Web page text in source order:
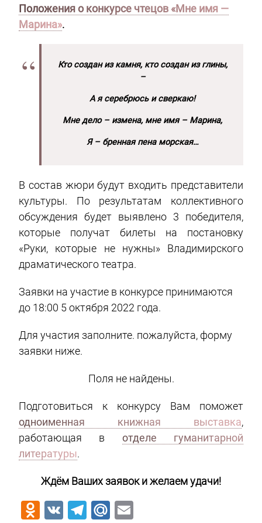
Положения о конкурсе чтецов «Мне имя —
Марина».
Кто создан из камня, кто создан из глины,
–
А я серебрюсь и сверкаю!
Мне дело – измена, мне имя – Марина,
Я – бренная пена морская…
В состав жюри будут входить представители
культуры. По результатам коллективного
обсуждения будет выявлено 3 победителя,
которые получат билеты на постановку
«Руки, которые не нужны» Владимирского
драматического театра.
Заявки на участие в конкурсе принимаются
до 18:00 5 октября 2022 года.
Для участия заполните. пожалуйста, форму
заявки ниже.
Поля не найдены.
Подготовиться к конкурсу Вам поможет
одноименная книжная выставка,
работающая в отделе гуманитарной
литературы.
Ждём Ваших заявок и желаем удачи!
Odnoklassniki
VK Telegram
Mail.Ru